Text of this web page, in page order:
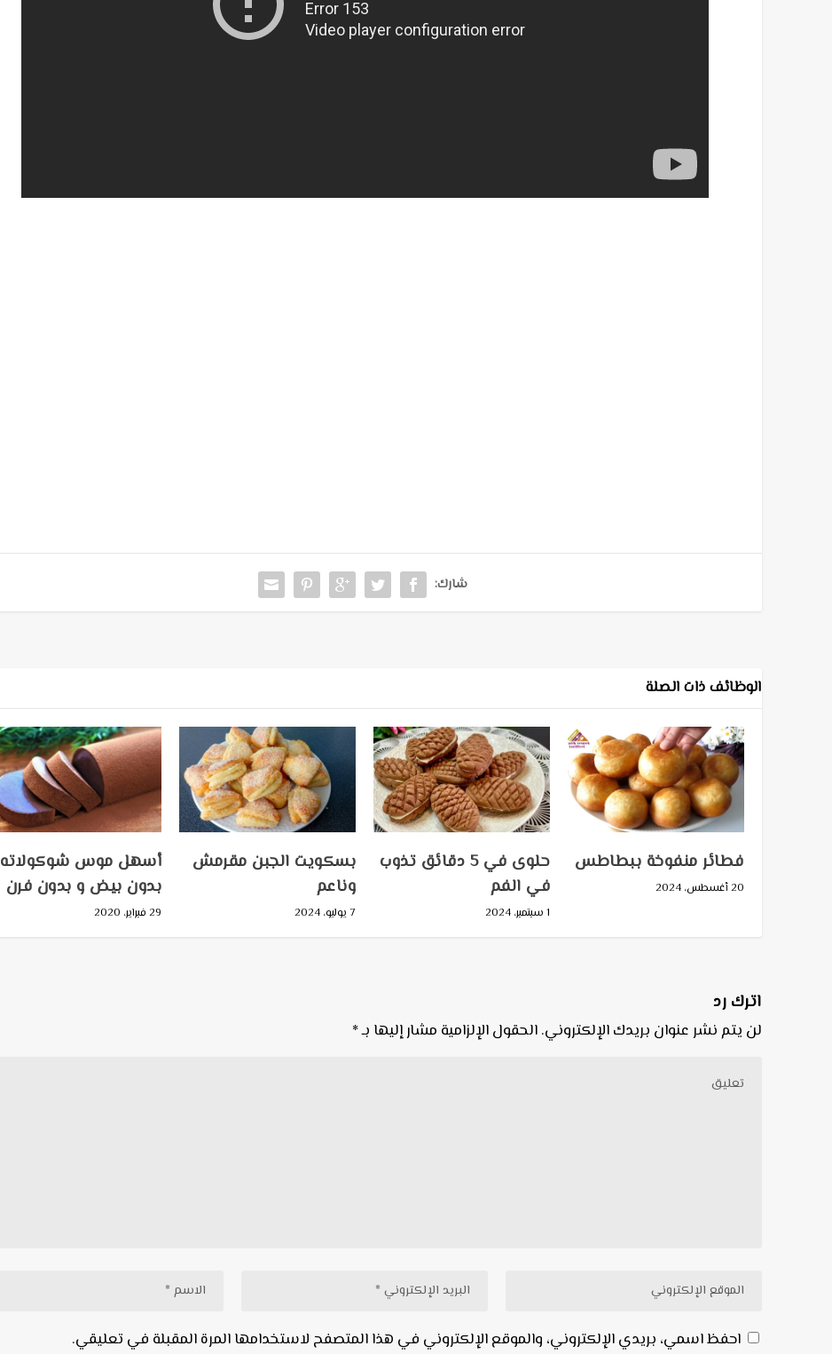
شارك:
الوظائف ذات الصلة
فطائر منفوخة ببطاطس
20 أغسطس، 2024
حلوى في 5 دقائق تذوب
في الفم
1 سبتمبر، 2024
بسكويت الجبن مقرمش
وناعم
7 يوليو، 2024
أسهل موس شوكولاته
بدون بيض و بدون فرن
29 فبراير، 2020
اترك رد
لن يتم نشر عنوان بريدك الإلكتروني. الحقول الإلزامية مشار إليها بـ*
احفظ اسمي، بريدي الإلكتروني، والموقع الإلكتروني في هذا المتصفح لاستخدامها المرة المقبلة في تعليقي.